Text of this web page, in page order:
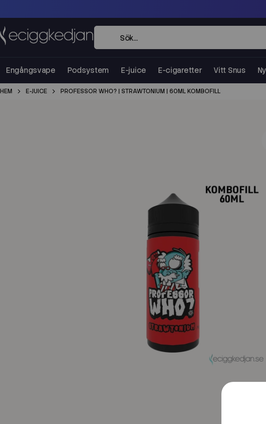
Engångsvape Podsystem E-juice E-cigaretter Vitt Snus
HEM E-JUICE PROFESSOR WHO? | STRAWTONIUM | 60ML KOMBOFILL